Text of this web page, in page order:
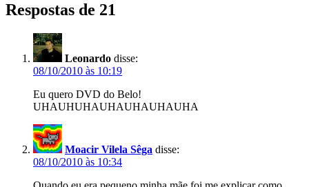
Respostas de 21
Leonardo disse:
08/10/2010 às 10:19
Eu quero DVD do Belo!
UHAUHUHAUHAUHAUHAUHA
Moacir Vilela Sêga disse:
08/10/2010 às 10:34